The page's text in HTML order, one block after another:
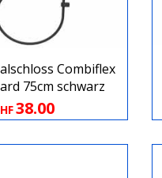
Combiflex
75cm schwarz
38.00